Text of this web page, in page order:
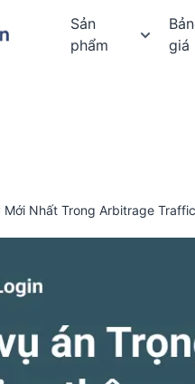
Sản
phẩm
giá
Nhất Trong Arbitrage